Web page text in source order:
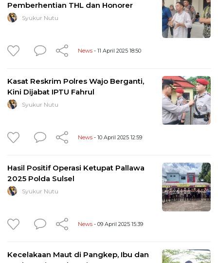
Pemberhentian THL dan Honorer
Syukur Nutu
News - 11 April 2025 18:50
Kasat Reskrim Polres Wajo Berganti,
Kini Dijabat IPTU Fahrul
Syukur Nutu
News - 10 April 2025 12:59
Hasil Positif Operasi Ketupat Pallawa
2025 Polda Sulsel
Syukur Nutu
News - 09 April 2025 15:39
Kecelakaan Maut di Pangkep, Ibu dan